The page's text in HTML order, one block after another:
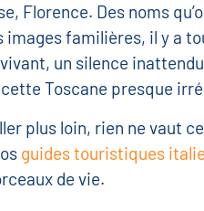
Florence. Des noms
familières, il y a
un silence
Toscane presque
plus loin, rien ne vaut
guides touristiques
de vie.